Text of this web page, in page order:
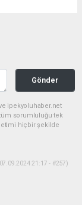
Gönder
ipekyoluhaber.net
tüm sorumluluğu tek
hiçbir şekilde
21:17 - #257)